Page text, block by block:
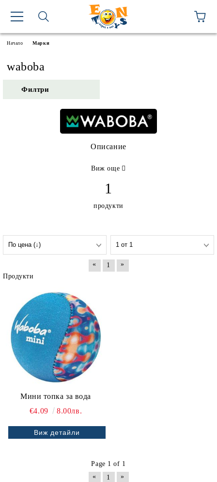
Начало Марки
waboba
Филтри
Описание
Виж още
1
продукти
« 1
»
Продукти
Мини топка за вода
€4.09
8.00лв.
Виж детайли
Page 1 of 1
«
1 »